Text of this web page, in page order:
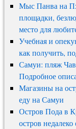
Мыс Панва на
площадки,
место для
Учебная и
как получить,
Самуи: пляж
Подробное
Магазины на
еду на Самуи
Остров Пода в
остров